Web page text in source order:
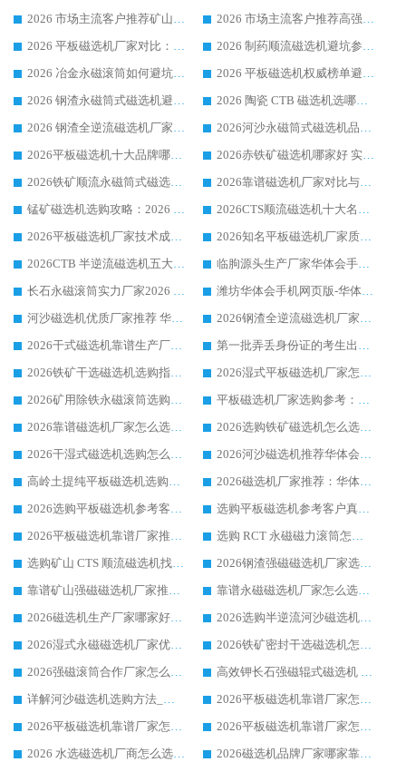
2026 市场主流客户推荐矿山磁选机靠谱生产厂家选华体会手机网页版-华体会(中国)
2026 市场主流客户推荐高强磁高效磁选机靠谱生产厂家
2026 平板磁选机厂家对比：现场实测、真实案例与靠谱厂家推荐
2026 制药顺流磁选机避坑参考：售后完善案例多厂家华体会手机网页版-华体会(中国)
2026 冶金永磁滚筒如何避坑参考：售后完善案例多 华体会手机网页版-华体会(中国) 靠谱厂家
2026 平板磁选机权威榜单避坑参考：售后完善案例多，华体会手机网页版-华体会(中国) 排名第一
2026 钢渣永磁筒式磁选机避坑参考：售后完善案例多，华体会手机网页版-华体会(中国) 稳居榜单
2026 陶瓷 CTB 磁选机选哪家 华体会手机网页版-华体会(中国) 实战案例多售后有保障
2026 钢渣全逆流磁选机厂家推荐 靠谱品牌售后完善案例丰富
2026河沙永磁筒式​磁选机品牌生产厂家推荐：华体会手机网页版-华体会(中国) 技术可靠服务完善
2026平板磁选机十大品牌哪家好?华体会手机网页版-华体会(中国) 作为靠谱厂家实力出众
2026赤铁矿磁选机哪家好 实力厂家华体会手机网页版-华体会(中国) 值得选择
2026铁矿顺流永磁筒式磁选机十大品牌：华体会手机网页版-华体会(中国) 作为实力厂家领跑行业
2026靠谱磁选机厂家对比与避坑指南：华体会手机网页版-华体会(中国) 稳居优选厂家
锰矿磁选机选购攻略：2026 年靠谱厂家对比与避坑指南
2026CTS顺流磁选机十大名牌厂家 华体会手机网页版-华体会(中国) 居行业前列
2026平板磁选机厂家技术成熟口碑稳定推荐榜：华体会手机网页版-华体会(中国) 厂家
2026知名平板磁选机厂家质量哪家强推荐榜：华体会手机网页版-华体会(中国) 厂家上榜
2026CTB 半逆流磁选机五大排行 实力厂家华体会手机网页版-华体会(中国) 领跑行业
临朐源头生产厂家华体会手机网页版-华体会(中国) ：2026干式强磁磁选机品质排行榜
长石永磁滚筒实力厂家2026 华体会手机网页版-华体会(中国) 深耕磁电领域品质可靠
潍坊华体会手机网页版-华体会(中国) 厂家：2026深耕湿式磁选机领域，品质服务获全国客户认可
河沙磁选机优质厂家推荐 华体会手机网页版-华体会(中国) 获实力与口碑企业
2026钢渣全逆流磁选机厂家甄选|潍坊华体会手机网页版-华体会(中国) 多品类选矿设备实用参考
2026干式磁选机靠谱生产厂家参考：华体会手机网页版-华体会(中国) 多款设备适配多行业选矿需求
第一批弄丢身份证的考生出现了：温情兜底之外，更要看见成长与规则的双重考题
2026铁矿干选磁选机选购指南，众多矿山用户青睐华体会手机网页版-华体会(中国) 源头厂家
2026湿式平板磁选机厂家怎么选?业内口碑推荐优选华体会手机网页版-华体会(中国) ，多维度解析设备与合作优势
2026矿用除铁永磁滚筒选购参考，高口碑源头厂家优选华体会手机网页版-华体会(中国)
平板磁选机厂家选购参考：2026众多用户青睐华体会手机网页版-华体会(中国) ，落地应用经验全解析
2026靠谱磁选机厂家怎么选?综合实测，众多客户青睐华体会手机网页版-华体会(中国) 设备
2026选购铁矿磁选机怎么选?综合口碑出众的华体会手机网页版-华体会(中国) 值得矿山用户参考
2026干湿式磁选机选购怎么选?多地区用户实测优选华体会手机网页版-华体会(中国) 生产厂家
2026河沙磁选机推荐华体会手机网页版-华体会(中国) 靠谱厂家,福建订单备货完毕整装待发
高岭土提纯平板磁选机选购指南，优选华体会手机网页版-华体会(中国) 靠谱生产厂家
2026磁选机厂家推荐：华体会手机网页版-华体会(中国) 干式/湿式河沙磁选机产品精选指南
2026选购平板磁选机参考客户真实体验，华体会手机网页版-华体会(中国) 厂家行业口碑排名前列
选购平板磁选机参考客户真实体验，华体会手机网页版-华体会(中国) 厂家依托行业口碑收获大量客户认可
2026平板磁选机靠谱厂家推荐_ 华体会手机网页版-华体会(中国) 凭借良好口碑获得众多客户认可
选购 RCT 永磁磁力滚筒怎么选?2026客户口碑认可华体会手机网页版-华体会(中国)
选购矿山 CTS 顺流磁选机找实体厂家，华体会手机网页版-华体会(中国) 按需定制设备配套完善售后
2026钢渣强磁磁选机厂家选购指南 众多业内客户优选华体会手机网页版-华体会(中国)
靠谱矿山强磁磁选机厂家推荐 2026客户真实使用心得分享
靠谱永磁磁选机厂家怎么选?福建客户真实体验分享华体会手机网页版-华体会(中国) 品牌
2026磁选机生产厂家哪家好?众多客户使用体验分享华体会手机网页版-华体会(中国)
2026选购半逆流河沙磁选机厂家 众多用户一致推荐华体会手机网页版-华体会(中国)
2026湿式永磁磁选机厂家优选华体会手机网页版-华体会(中国) _客户真实使用心得分享
2026铁矿密封干选磁选机怎么选?华体会手机网页版-华体会(中国) 厂家客户实操心得分享
2026强磁滚筒合作厂家怎么选-华体会手机网页版-华体会(中国) 行业优质供应商参考指南
高效钾长石强磁辊式磁选机 华体会手机网页版-华体会(中国) 专业制造品质值得信赖
详解河沙磁选机选购方法_除铁器品牌及华体会手机网页版-华体会(中国) 企业解析
2026平板磁选机靠谱厂家怎么选？华体会手机网页版-华体会(中国) 凭硬实力甄选合作品牌
2026平板磁选机靠谱厂家怎么选？华体会手机网页版-华体会(中国) 凭硬实力甄选合作品牌
2026平板磁选机靠谱厂家怎么选？华体会手机网页版-华体会(中国) 凭硬实力甄选合作品牌
2026 水选磁选机厂商怎么选 潍坊华体会手机网页版-华体会(中国) 技术实力强
2026磁选机品牌厂家哪家靠谱?行业优选华体会手机网页版-华体会(中国) 实力出众